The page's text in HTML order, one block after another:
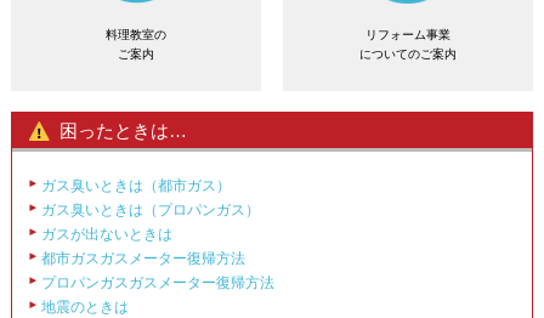
料理教室の
ご案内
リフォーム事業
についてのご案内
困ったときは…
ガス臭いときは（都市ガス）
ガス臭いときは（プロパンガス）
ガスが出ないときは
都市ガスガスメーター復帰方法
プロパンガスガスメーター復帰方法
地震のときは